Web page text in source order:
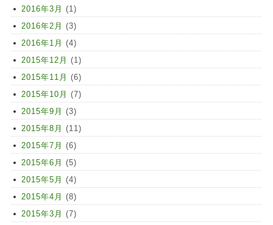
2016年3月 (1)
2016年2月 (3)
2016年1月 (4)
2015年12月 (1)
2015年11月 (6)
2015年10月 (7)
2015年9月 (3)
2015年8月 (11)
2015年7月 (6)
2015年6月 (5)
2015年5月 (4)
2015年4月 (8)
2015年3月 (7)